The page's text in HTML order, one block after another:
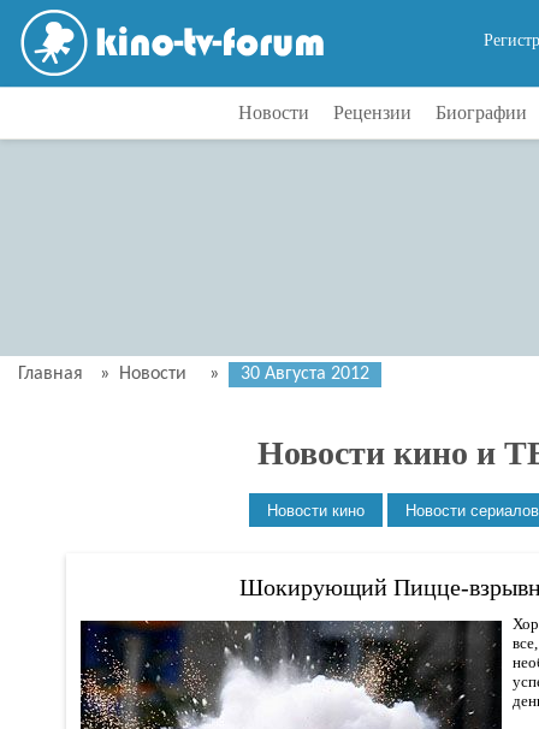
Новости Рецензии Биографии
Главная » Новости » 30 Августа 2012
Новости кино и
Шокирующий Пицце-